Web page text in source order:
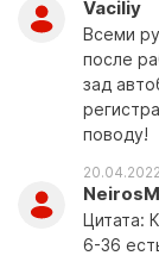
Vaciliy
Всеми
после
зад
поводу!
Цитата:
6-36